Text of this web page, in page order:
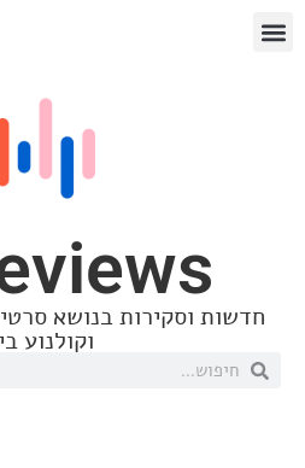
בנושא סרטים, מוזיקה,
וקולנוע ביתי